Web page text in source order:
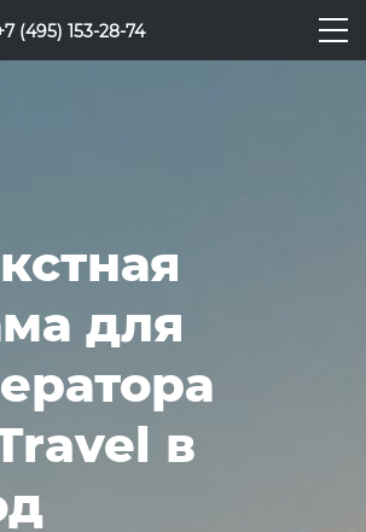
(495) 153-28-74
для
в